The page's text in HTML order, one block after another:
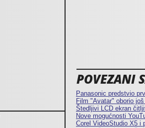
POVEZANI
Panasonic predstvio
Film "Avatar" oborio
Štedljivi LCD ekran
Nove mogućnosti
Corel VideoStudio X5 i